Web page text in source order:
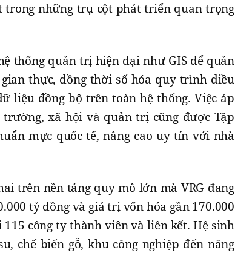
trong những trụ cột phát triển quan trọng
thống quản trị hiện đại như GIS để quản
thực, đồng thời số hóa quy trình điều
liệu đồng bộ trên toàn hệ thống. Việc áp
trường, xã hội và quản trị cũng được Tập
mực quốc tế, nâng cao uy tín với nhà
trên nền tảng quy mô lớn mà VRG đang
tỷ đồng và giá trị vốn hóa gần 170.000
công ty thành viên và liên kết. Hệ sinh
chế biến gỗ, khu công nghiệp đến năng